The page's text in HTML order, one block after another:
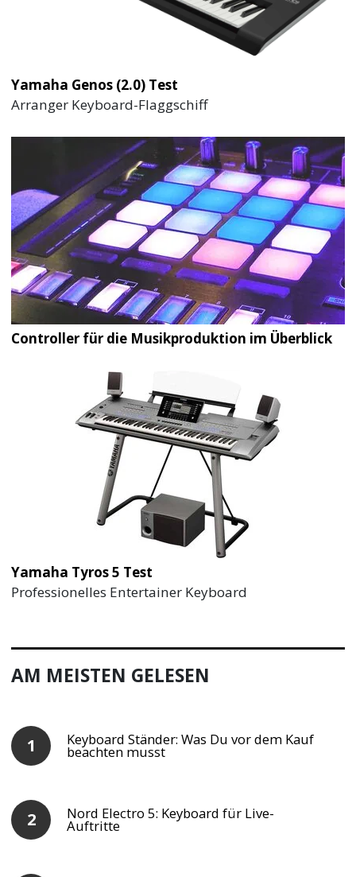
Yamaha Genos (2.0) Test
Arranger Keyboard-Flaggschiff
Controller für die Musikproduktion im Überblick
Yamaha Tyros 5 Test
Professionelles Entertainer Keyboard
AM MEISTEN GELESEN
Keyboard Ständer: Was Du vor dem Kauf
beachten musst
Nord Electro 5: Keyboard für Live-
Auftritte